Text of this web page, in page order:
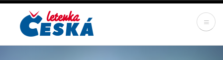
Skip
content